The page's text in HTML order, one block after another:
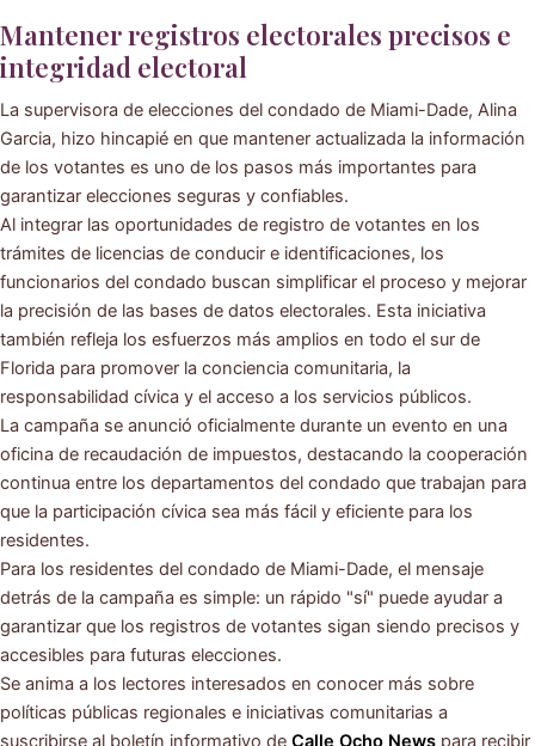
Mantener registros electorales precisos e
integridad electoral
La supervisora de elecciones del condado de Miami-Dade, Alina
Garcia, hizo hincapié en que mantener actualizada la información
de los votantes es uno de los pasos más importantes para
garantizar elecciones seguras y confiables.
Al integrar las oportunidades de registro de votantes en los
trámites de licencias de conducir e identificaciones, los
funcionarios del condado buscan simplificar el proceso y mejorar
la precisión de las bases de datos electorales. Esta iniciativa
también refleja los esfuerzos más amplios en todo el sur de
Florida para promover la conciencia comunitaria, la
responsabilidad cívica y el acceso a los servicios públicos.
La campaña se anunció oficialmente durante un evento en una
oficina de recaudación de impuestos, destacando la cooperación
continua entre los departamentos del condado que trabajan para
que la participación cívica sea más fácil y eficiente para los
residentes.
Para los residentes del condado de Miami-Dade, el mensaje
detrás de la campaña es simple: un rápido "sí" puede ayudar a
garantizar que los registros de votantes sigan siendo precisos y
accesibles para futuras elecciones.
Se anima a los lectores interesados en conocer más sobre
políticas públicas regionales e iniciativas comunitarias a
suscribirse al boletín informativo de Calle Ocho News para recibir